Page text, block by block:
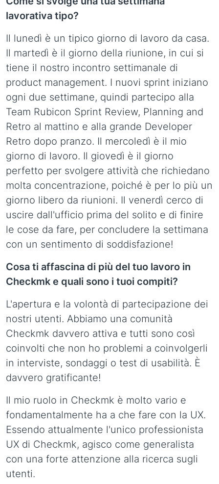
lavorativa tipo?
Il lunedì è un tipico giorno di lavoro da casa.
Il martedì è il giorno della riunione, in cui si
tiene il nostro incontro settimanale di
product management. I nuovi sprint iniziano
ogni due settimane, quindi partecipo alla
Team Rubicon Sprint Review, Planning and
Retro al mattino e alla grande Developer
Retro dopo pranzo. Il mercoledì è il mio
giorno di lavoro. Il giovedì è il giorno
perfetto per svolgere attività che richiedano
molta concentrazione, poiché è per lo più un
giorno libero da riunioni. Il venerdì cerco di
uscire dall'ufficio prima del solito e di finire
le cose da fare, per concludere la settimana
con un sentimento di soddisfazione!
Cosa ti affascina di più del tuo lavoro in
Checkmk e quali sono i tuoi compiti?
L'apertura e la volontà di partecipazione dei
nostri utenti. Abbiamo una comunità
Checkmk davvero attiva e tutti sono così
coinvolti che non ho problemi a coinvolgerli
in interviste, sondaggi o test di usabilità. È
davvero gratificante!
Il mio ruolo in Checkmk è molto vario e
fondamentalmente ha a che fare con la UX.
Essendo attualmente l'unico professionista
UX di Checkmk, agisco come generalista
con una forte attenzione alla ricerca sugli
utenti.